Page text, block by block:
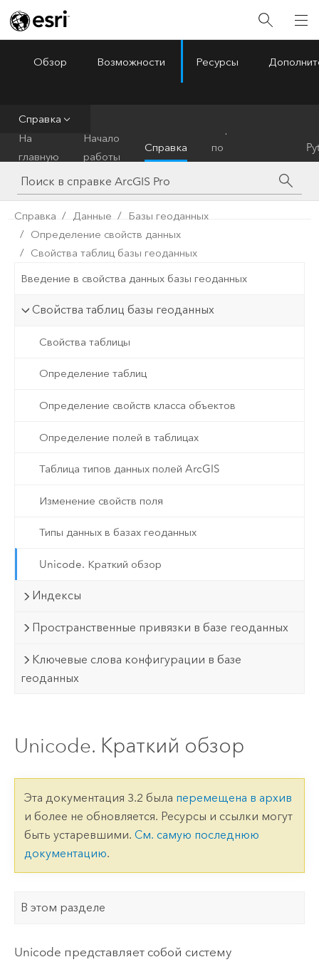
ArcGIS Pro
Обзор Возможности Ресурсы
Справка
На
главную
Начало
работы
Справка
по
инструментам
Справка Данные
Базы геоданных
Определение свойств данных
Свойства таблиц базы геоданных
Введение в свойства данных базы геоданных
Свойства таблиц базы геоданных
Свойства таблицы
Определение таблиц
Определение свойств класса объектов
Определение полей в таблицах
Таблица типов данных полей ArcGIS
Изменение свойств поля
Типы данных в базах геоданных
Unicode. Краткий обзор
Индексы
Пространственные привязки в базе геоданных
Ключевые слова конфигурации в базе
геоданных
Unicode. Краткий обзор
Эта документация 3.2 была перемещена в архив
и более не обновляется. Ресурсы и ссылки могут
быть устаревшими. См. самую последнюю
документацию.
В этом разделе
Unicode представляет собой систему